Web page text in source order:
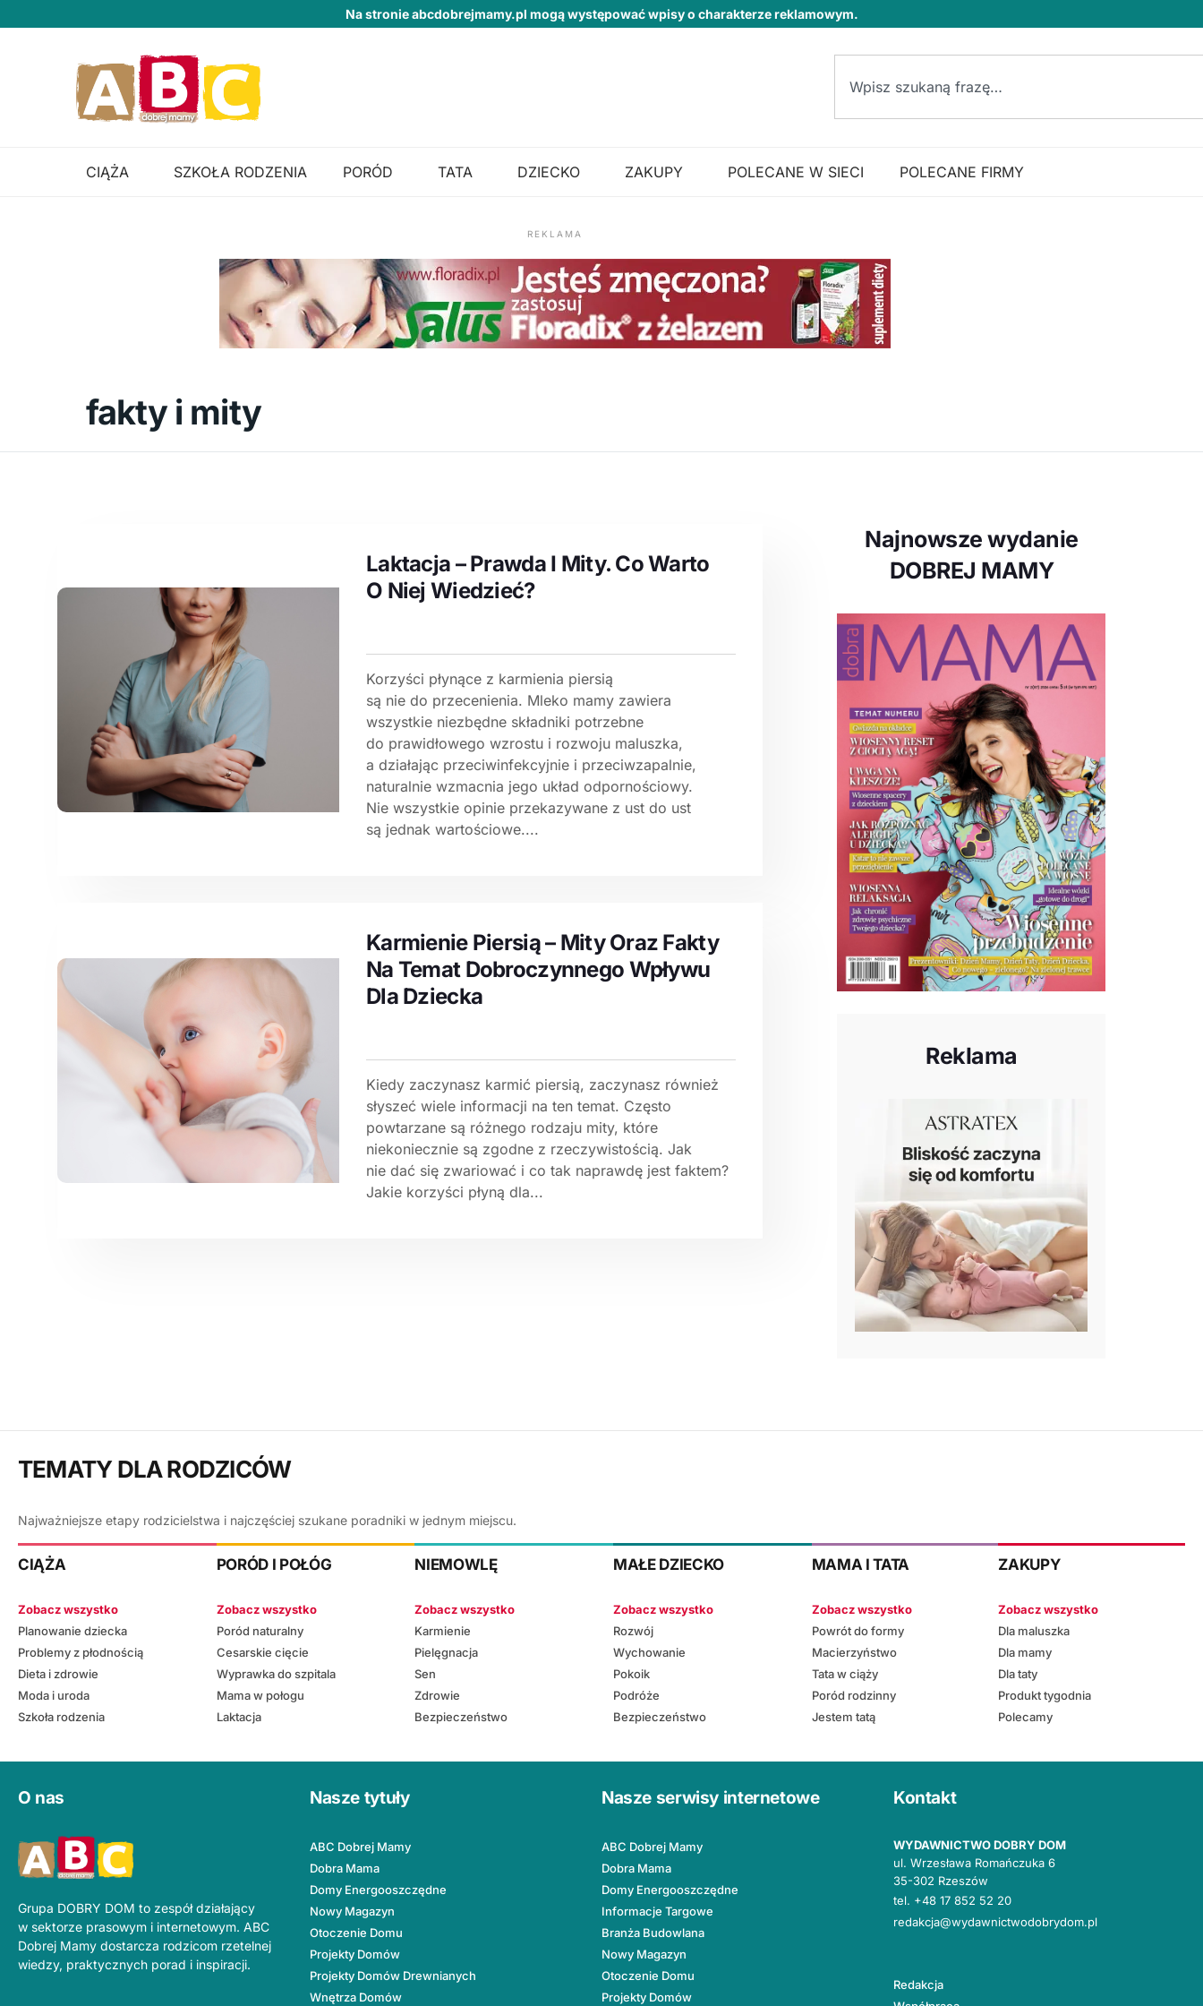
Na stronie abcdobrejmamy.pl mogą występować wpisy o charakterze reklamowym.
CIĄŻA SZKOŁA RODZENIA PORÓD TATA DZIECKO ZAKUPY POLECANE W SIECI POLECANE FIRMY
REKLAMA
fakty i mity
Laktacja – Prawda I Mity. Co Warto
O Niej Wiedzieć?
Korzyści płynące z karmienia piersią
są nie do przecenienia. Mleko mamy zawiera
wszystkie niezbędne składniki potrzebne
do prawidłowego wzrostu i rozwoju maluszka,
a działając przeciwinfekcyjnie i przeciwzapalnie,
naturalnie wzmacnia jego układ odpornościowy.
Nie wszystkie opinie przekazywane z ust do ust
są jednak wartościowe....
Karmienie Piersią – Mity Oraz Fakty
Na Temat Dobroczynnego Wpływu
Dla Dziecka
Kiedy zaczynasz karmić piersią, zaczynasz również
słyszeć wiele informacji na ten temat. Często
powtarzane są różnego rodzaju mity, które
niekoniecznie są zgodne z rzeczywistością. Jak
nie dać się zwariować i co tak naprawdę jest faktem?
Jakie korzyści płyną dla...
Najnowsze wydanie
DOBREJ MAMY
Reklama
TEMATY DLA RODZICÓW
Najważniejsze etapy rodzicielstwa i najczęściej szukane poradniki w jednym miejscu.
CIĄŻA
Zobacz wszystko
Planowanie dziecka
Problemy z płodnością
Dieta i zdrowie
Moda i uroda
Szkoła rodzenia
PORÓD I POŁÓG
Zobacz wszystko
Poród naturalny
Cesarskie cięcie
Wyprawka do szpitala
Mama w połogu
Laktacja
NIEMOWLĘ
Zobacz wszystko
Karmienie
Pielęgnacja
Sen
Zdrowie
Bezpieczeństwo
MAŁE DZIECKO
Zobacz wszystko
Rozwój
Wychowanie
Pokoik
Podróże
Bezpieczeństwo
MAMA I TATA
Zobacz wszystko
Powrót do formy
Macierzyństwo
Tata w ciąży
Poród rodzinny
Jestem tatą
ZAKUPY
Zobacz wszystko
Dla maluszka
Dla mamy
Dla taty
Produkt tygodnia
Polecamy
O nas
Grupa DOBRY DOM to zespół działający
w sektorze prasowym i internetowym. ABC
Dobrej Mamy dostarcza rodzicom rzetelnej
wiedzy, praktycznych porad i inspiracji.
Nasze tytuły
ABC Dobrej Mamy
Dobra Mama
Domy Energooszczędne
Nowy Magazyn
Otoczenie Domu
Projekty Domów
Projekty Domów Drewnianych
Wnętrza Domów
Nasze serwisy internetowe
ABC Dobrej Mamy
Dobra Mama
Domy Energooszczędne
Informacje Targowe
Branża Budowlana
Nowy Magazyn
Otoczenie Domu
Projekty Domów
Kontakt
WYDAWNICTWO DOBRY DOM
ul. Wrzesława Romańczuka 6
35-302 Rzeszów
tel. +48 17 852 52 20
redakcja@wydawnictwodobrydom.pl
Redakcja